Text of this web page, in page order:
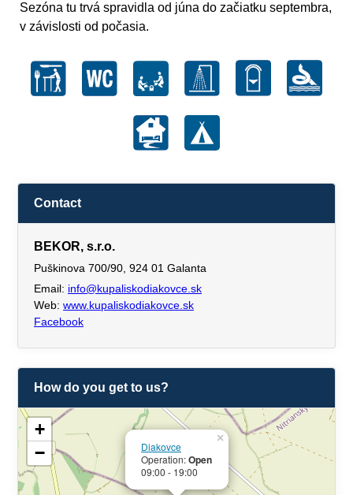
Sezóna tu trvá spravidla od júna do začiatku septembra,
v závislosti od počasia.
Contact
BEKOR, s.r.o.
Puškinova 700/90, 924 01 Galanta
Email: info@kupaliskodiakovce.sk
Web: www.kupaliskodiakovce.sk
Facebook
How do you get to us?
Diakovce
Operation:Open
09:00 - 19:00
×
+
−